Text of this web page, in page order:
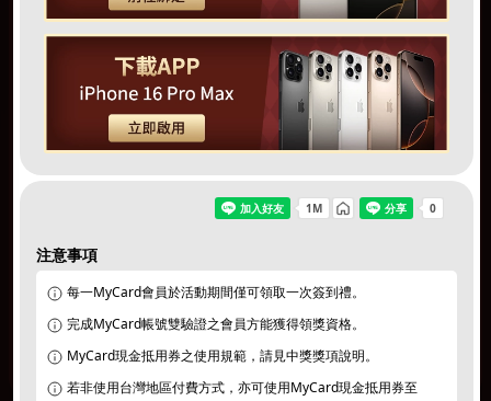
注意事項
每一MyCard會員於活動期間僅可領取一次簽到禮。
完成MyCard帳號雙驗證之會員方能獲得領獎資格。
MyCard現金抵用券之使用規範，請見中獎獎項說明。
若非使用台灣地區付費方式，亦可使用MyCard現金抵用券至